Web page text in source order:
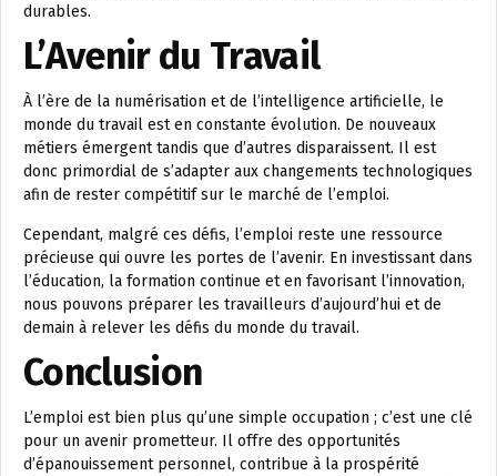
durables.
L’Avenir du Travail
À l’ère de la numérisation et de l’intelligence artificielle, le
monde du travail est en constante évolution. De nouveaux
métiers émergent tandis que d’autres disparaissent. Il est
donc primordial de s’adapter aux changements technologiques
afin de rester compétitif sur le marché de l’emploi.
Cependant, malgré ces défis, l’emploi reste une ressource
précieuse qui ouvre les portes de l’avenir. En investissant dans
l’éducation, la formation continue et en favorisant l’innovation,
nous pouvons préparer les travailleurs d’aujourd’hui et de
demain à relever les défis du monde du travail.
Conclusion
L’emploi est bien plus qu’une simple occupation ; c’est une clé
pour un avenir prometteur. Il offre des opportunités
d’épanouissement personnel, contribue à la prospérité